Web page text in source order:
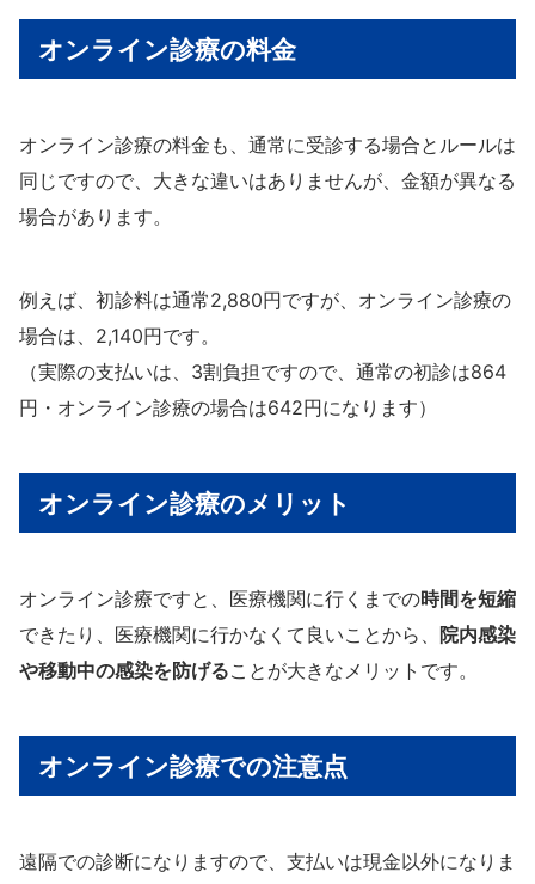
オンライン診療の料金
オンライン診療の料金も、通常に受診する場合とルールは
同じですので、大きな違いはありませんが、金額が異なる
場合があります。
例えば、初診料は通常2,880円ですが、オンライン診療の
場合は、2,140円です。
（実際の支払いは、3割負担ですので、通常の初診は864
円・オンライン診療の場合は642円になります）
オンライン診療のメリット
オンライン診療ですと、医療機関に行くまでの時間を短縮
できたり、医療機関に行かなくて良いことから、 院内感染
や移動中の感染を防げることが大きなメリットです。
オンライン診療での注意点
遠隔での診断になりますので、支払いは現金以外になりま